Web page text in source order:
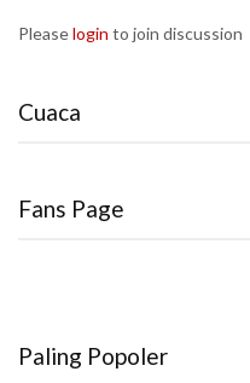
Pleaselogin to join discussion
Cuaca
Fans Page
Paling Popoler